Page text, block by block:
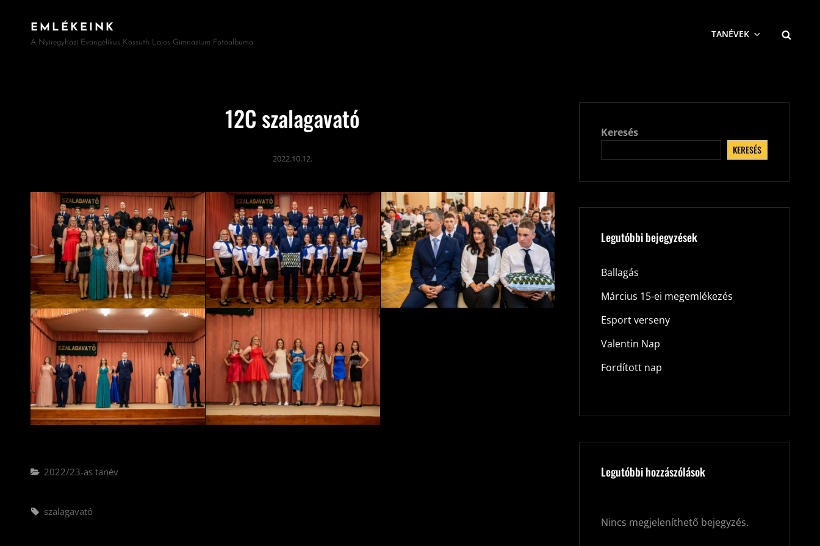
EMLÉKEINK
A Nyíregyházi Evangélikus Kossuth Lajos Gimnázium Fotóalbuma
TANÉVEK
12C szalagavató
2022.10.12.
Categories
2022/23-as tanév
Tags,
szalagavató
Keresés
KERESÉS
Legutóbbi bejegyzések
Ballagás
Március 15-ei megemlékezés
Esport verseny
Valentin Nap
Fordított nap
Legutóbbi hozzászólások
Nincs megjeleníthető bejegyzés.